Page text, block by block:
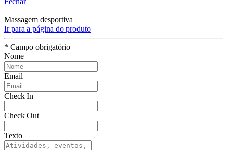
Massagem desportiva
Ir para a página do produto
* Campo obrigatório
Nome
Email
Check In
Check Out
Texto